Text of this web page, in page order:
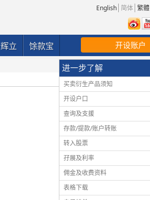
English 简体 繁體
立 馀款宝 开设账户
进一步了解
买卖衍生产品须知
开设户口
查询及支援
存款/提款/账户转账
转入股票
孖展及利率
佣金及收费资料
表格下载